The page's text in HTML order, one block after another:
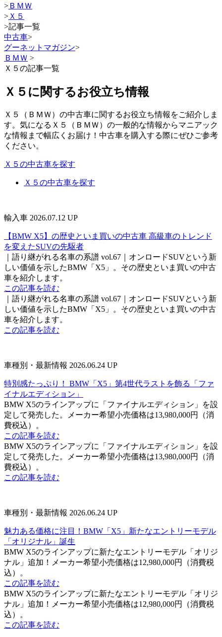
> ＢＭＷ
> Ｘ５
>記事一覧
中古車>
グーネットマガジン>
ＢＭＷ >
Ｘ５の記事一覧
Ｘ５に関するお役立ち情報
Ｘ５（ＢＭＷ）の中古車に関するお役立ち情報をご紹介しま
す。気になるＸ５（ＢＭＷ）の一般的な情報からマニアック
な情報まで幅広くお届け！中古車を購入する際にぜひご参考
ください。
Ｘ５の中古車を探す
Ｘ５の中古車を探す
輸入車 2026.07.12 UP
【BMW X5】の歴史といま買いの中古車 高級車のトレンド
を変えたSUVの先駆者
｜語り継がれる名車の系譜 vol.67｜オンロードSUVという新
しい価値を示したBMW「X5」。その歴史といま買いの中古
車を紹介します。
この記事を読む
｜語り継がれる名車の系譜 vol.67｜オンロードSUVという新
しい価値を示したBMW「X5」。その歴史といま買いの中古
車を紹介します。
この記事を読む
車種別・最新情報 2026.06.24 UP
特別感たっぷり！ BMW「X5」第4世代ラストを飾る「ファ
イナルエディション」
BMW X5のラインアップに「ファイナルエディション」を設
定して発売した。メーカー希望小売価格は13,980,000円（消
費税込）。
この記事を読む
BMW X5のラインアップに「ファイナルエディション」を設
定して発売した。メーカー希望小売価格は13,980,000円（消
費税込）。
この記事を読む
車種別・最新情報 2026.06.24 UP
魅力ある価格に注目！BMW「X5」新たなエントリーモデル
「オリジナル」誕生
BMW X5のラインアップに新たなエントリーモデル「オリジ
ナル」追加！メーカー希望小売価格は12,980,000円（消費税
込）。
この記事を読む
BMW X5のラインアップに新たなエントリーモデル「オリジ
ナル」追加！メーカー希望小売価格は12,980,000円（消費税
込）。
この記事を読む